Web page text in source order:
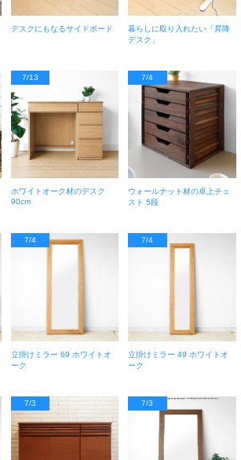
デスクにもなるサイドボード
暮らしに取り入れたい「昇降
デスク」
7/13
ホワイトオーク材のデスク
90cm
7/4
ウォールナット材の卓上チェ
スト 5段
7/4
立掛けミラー 69 ホワイトオ
ーク
7/4
立掛けミラー 49 ホワイトオ
ーク
7/3 7/3